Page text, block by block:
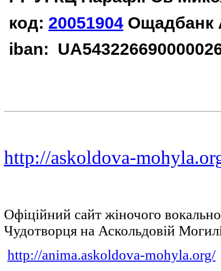
код: 20051904 Ощадбанк
iban:
http://askoldova-
Офіційний сайт жіночого
Чудотворця на Аскольдовій
http://anima.askoldova-mohyla.org/